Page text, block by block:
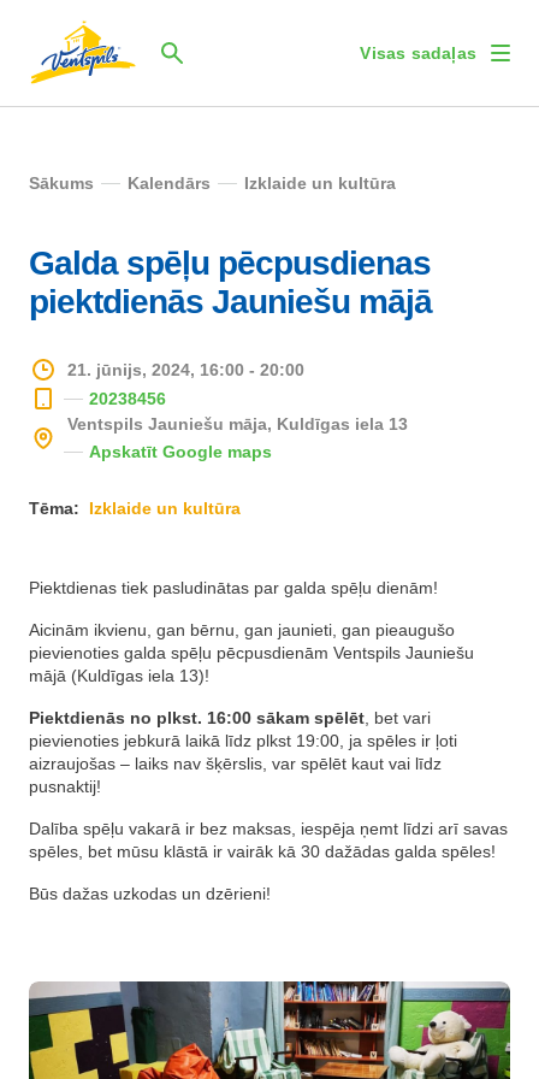
Visas sadaļas
Sākums Kalendārs Izklaide un kultūra
Galda spēļu pēcpusdienas
piektdienās Jauniešu mājā
21. jūnijs, 2024, 16:00 - 20:00
20238456
Ventspils Jauniešu māja, Kuldīgas iela 13
Apskatīt Google maps
Tēma: Izklaide un kultūra
Piektdienas tiek pasludinātas par galda spēļu dienām!
Aicinām ikvienu, gan bērnu, gan jaunieti, gan pieaugušo
pievienoties galda spēļu pēcpusdienām Ventspils Jauniešu
mājā (Kuldīgas iela 13)!
Piektdienās no plkst. 16:00 sākam spēlēt , bet vari
pievienoties jebkurā laikā līdz plkst 19:00, ja spēles ir ļoti
aizraujošas – laiks nav šķērslis, var spēlēt kaut vai līdz
pusnaktij!
Dalība spēļu vakarā ir bez maksas, iespēja ņemt līdzi arī savas
spēles, bet mūsu klāstā ir vairāk kā 30 dažādas galda spēles!
Būs dažas uzkodas un dzērieni!